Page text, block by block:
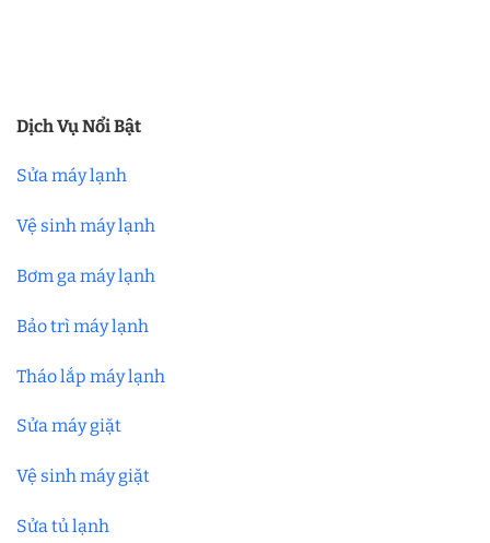
Dịch Vụ Nổi Bật
Sửa máy lạnh
Vệ sinh máy lạnh
Bơm ga máy lạnh
Bảo trì máy lạnh
Tháo lắp máy lạnh
Sửa máy giặt
Vệ sinh máy giặt
Sửa tủ lạnh